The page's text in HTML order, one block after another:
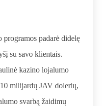
padarė didelę
su savo klientais.
kazino lojalumo
milijardų JAV dolerių,
svarbą žaidimų